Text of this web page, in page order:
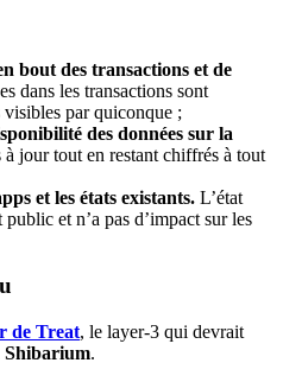
bout des transactions et de
dans les transactions sont
par quiconque ;
des données sur la
à jour tout en restant chiffrés à tout
et les états existants. L’état
et n’a pas d’impact sur les
de Treat, le layer-3 qui devrait
Shibarium.